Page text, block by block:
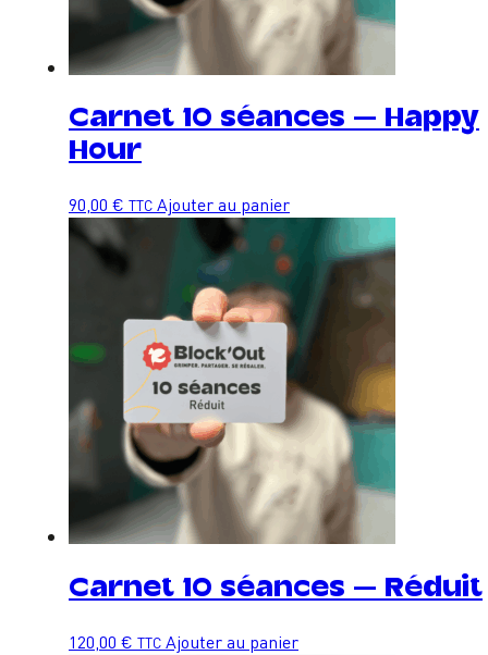
Carnet 10 séances – Happy
Hour
90,00 € TTC Ajouter au panier
Carnet 10 séances – Réduit
120,00 € TTC Ajouter au panier